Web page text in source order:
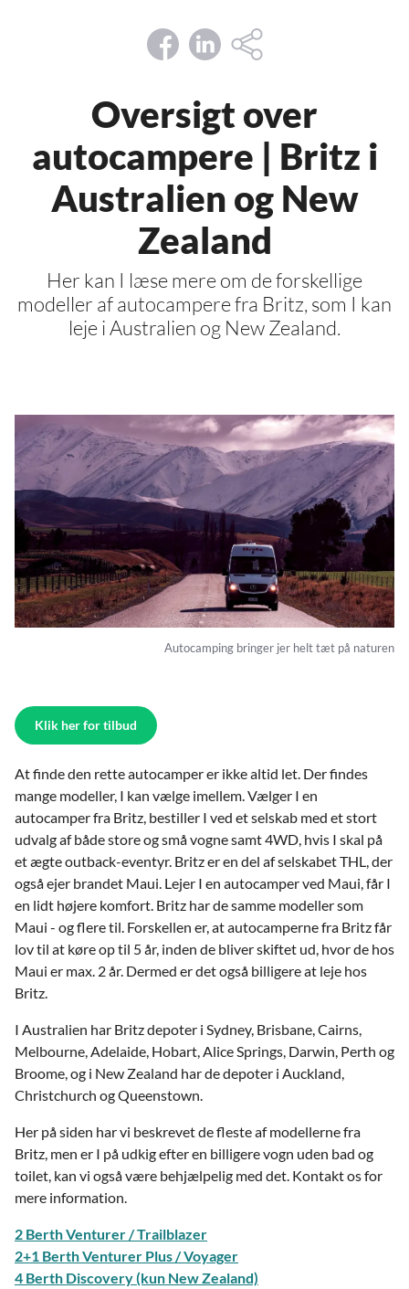
Oversigt over
autocampere | Britz i
Australien og New
Zealand
Her kan I læse mere om de forskellige
modeller af autocampere fra Britz, som I kan
leje i Australien og New Zealand.
Autocamping bringer jer helt tæt på naturen
Klik her for tilbud
At finde den rette autocamper er ikke altid let. Der findes
mange modeller, I kan vælge imellem. Vælger I en
autocamper fra Britz, bestiller I ved et selskab med et stort
udvalg af både store og små vogne samt 4WD, hvis I skal på
et ægte outback-eventyr. Britz er en del af selskabet THL, der
også ejer brandet Maui. Lejer I en autocamper ved Maui, får I
en lidt højere komfort. Britz har de samme modeller som
Maui - og flere til. Forskellen er, at autocamperne fra Britz får
lov til at køre op til 5 år, inden de bliver skiftet ud, hvor de hos
Maui er max. 2 år. Dermed er det også billigere at leje hos
Britz.
I Australien har Britz depoter i Sydney, Brisbane, Cairns,
Melbourne, Adelaide, Hobart, Alice Springs, Darwin, Perth og
Broome, og i New Zealand har de depoter i Auckland,
Christchurch og Queenstown.
Her på siden har vi beskrevet de fleste af modellerne fra
Britz, men er I på udkig efter en billigere vogn uden bad og
toilet, kan vi også være behjælpelig med det. Kontakt os for
mere information.
2 Berth Venturer / Trailblazer
2+1 Berth Venturer Plus / Voyager
4 Berth Discovery (kun New Zealand)